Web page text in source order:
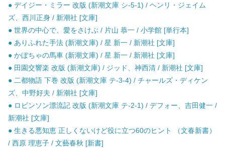
● デイジー・ミラー 改版 (新潮文庫 シ-5-1) / ヘンリ・ジェイム
ズ、西川正身 / 新潮社 [文庫]
● 世界の中心で、愛をさけぶ / 片山 恭一 / 小学館 [単行本]
● ありふれた手法 (新潮文庫) / 星 新一 / 新潮社 [文庫]
● かぼちゃの馬車 (新潮文庫) / 星 新一 / 新潮社 [文庫]
● 田園交響楽 改版 (新潮文庫) / ジッド、神西清 / 新潮社 [文庫]
● 二都物語 下巻 改版 (新潮文庫 テ-3-4) / チャールズ・ディケン
ズ、中野好夫 / 新潮社 [文庫]
● ロビンソン漂流記 改版 (新潮文庫 テ-2-1) / デフォー、吉田健一 /
新潮社 [文庫]
● 生きる悪知恵 正しくないけど役に立つ60のヒント （文春新書）
/ 西原 理恵子 / 文藝春秋 [新書]